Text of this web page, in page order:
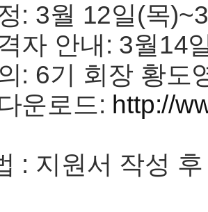
: 3월 12일(목
자 안내: 3월14
: 6기 회장 황도
운로드: http://
: 지원서 작성